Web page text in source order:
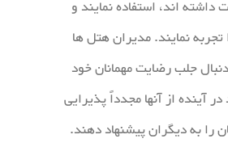
اند، استفاده نمایند و
نمایند. مدیران هتل ها
جلب رضایت مهمانان خود
در آینده از آنها مجدداً پذیرایی
را به دیگران پیشنهاد دهند.